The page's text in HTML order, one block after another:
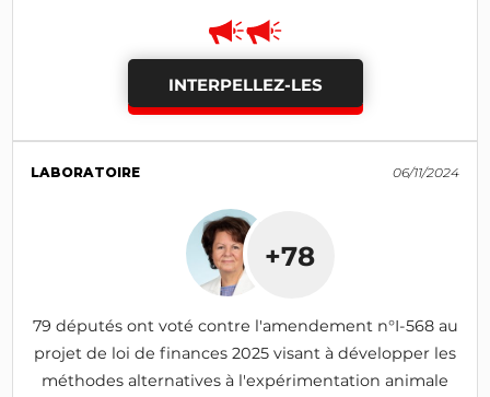
INTERPELLEZ-LES
LABORATOIRE 06/11/2024
+78
79 députés ont voté contre l'amendement n°I-568 au
projet de loi de finances 2025 visant à développer les
méthodes alternatives à l'expérimentation animale